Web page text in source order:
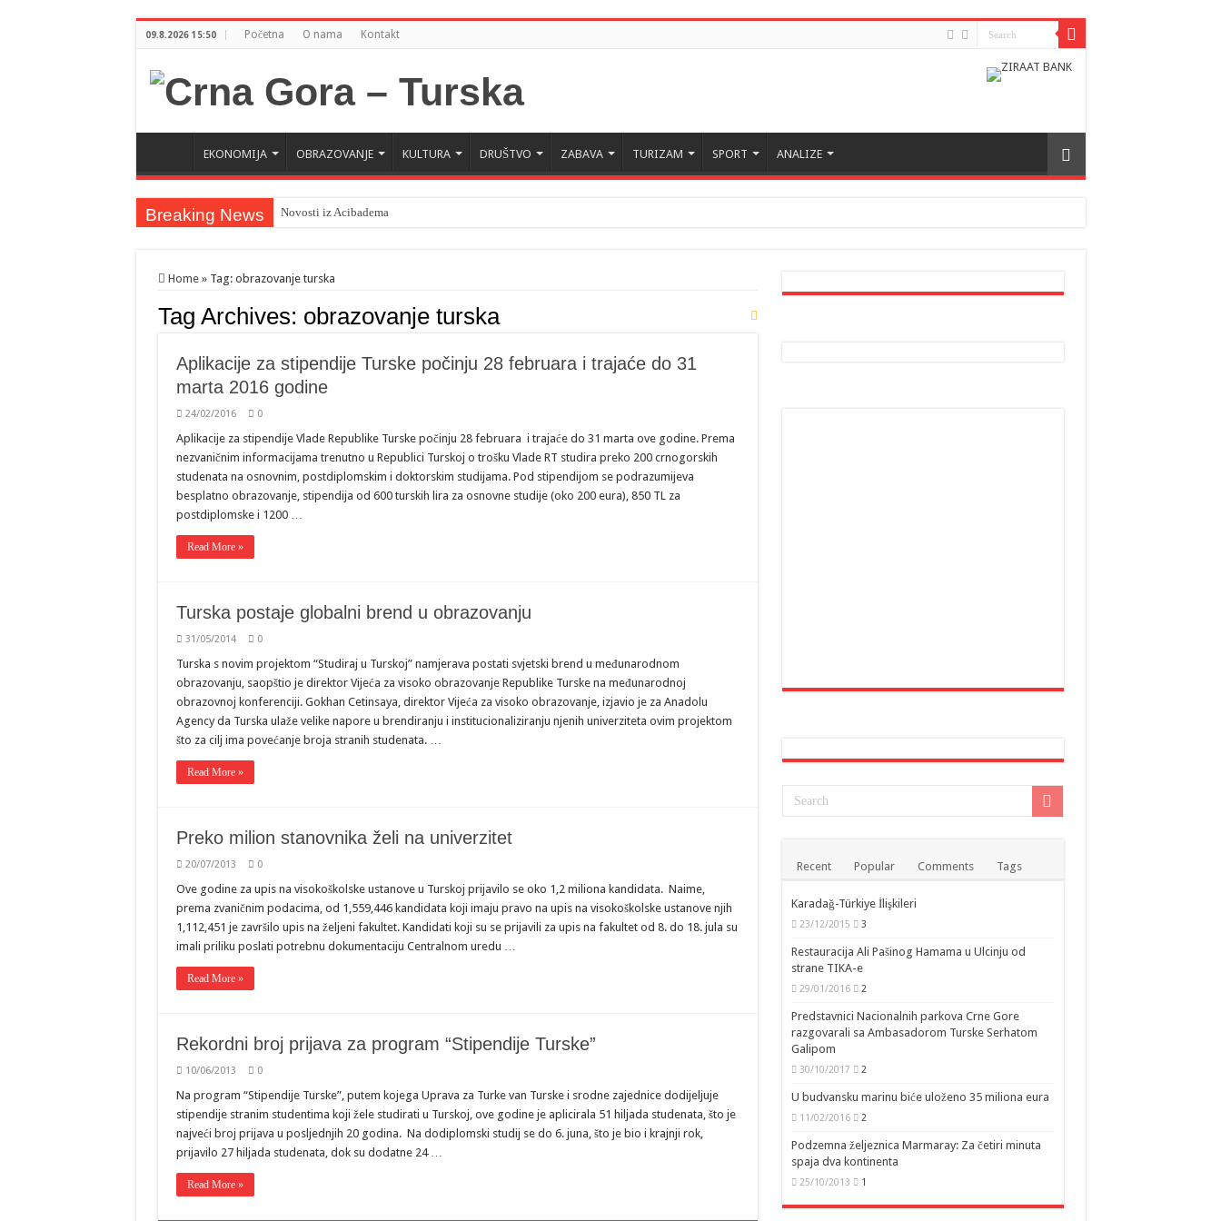
09.8.2026 15:50 Početna O nama Kontakt
EKONOMIJA OBRAZOVANJE KULTURA DRUŠTVO ZABAVA TURIZAM SPORT ANALIZE
Breaking News Novosti iz Acibadema
Milatović pozvao Erdogana da posjeti Crnu Goru: Turska jedan od najvažnijih ekonomskih i strateških partnera naše zemlje
Home » Tag: obrazovanje turska
Tag Archives: obrazovanje turska
Aplikacije za stipendije Turske počinju 28 februara i trajaće do 31
marta 2016 godine
24/02/2016 0
Aplikacije za stipendije Vlade Republike Turske počinju 28 februara i trajaće do 31 marta ove godine. Prema
nezvaničnim informacijama trenutno u Republici Turskoj o trošku Vlade RT studira preko 200 crnogorskih
studenata na osnovnim, postdiplomskim i doktorskim studijama. Pod stipendijom se podrazumijeva
besplatno obrazovanje, stipendija od 600 turskih lira za osnovne studije (oko 200 eura), 850 TL za
postdiplomske i 1200 …
Read More »
Turska postaje globalni brend u obrazovanju
31/05/2014 0
Turska s novim projektom “Studiraj u Turskoj” namjerava postati svjetski brend u međunarodnom
obrazovanju, saopštio je direktor Vijeća za visoko obrazovanje Republike Turske na međunarodnoj
obrazovnoj konferenciji. Gokhan Cetinsaya, direktor Vijeća za visoko obrazovanje, izjavio je za Anadolu
Agency da Turska ulaže velike napore u brendiranju i institucionaliziranju njenih univerziteta ovim projektom
što za cilj ima povećanje broja stranih studenata. …
Read More »
Preko milion stanovnika želi na univerzitet
20/07/2013 0
Ove godine za upis na visokoškolske ustanove u Turskoj prijavilo se oko 1,2 miliona kandidata. Naime,
prema zvaničnim podacima, od 1,559,446 kandidata koji imaju pravo na upis na visokoškolske ustanove njih
1,112,451 je završilo upis na željeni fakultet. Kandidati koji su se prijavili za upis na fakultet od 8. do 18. jula su
imali priliku poslati potrebnu dokumentaciju Centralnom uredu …
Read More »
Rekordni broj prijava za program “Stipendije Turske”
10/06/2013 0
Na program “Stipendije Turske”, putem kojega Uprava za Turke van Turske i srodne zajednice dodijeljuje
stipendije stranim studentima koji žele studirati u Turskoj, ove godine je aplicirala 51 hiljada studenata, što je
najveći broj prijava u posljednjih 20 godina. Na dodiplomski studij se do 6. juna, što je bio i krajnji rok,
prijavilo 27 hiljada studenata, dok su dodatne 24 …
Read More »
Recent Popular Comments Tags
Karadağ-Türkiye İlişkileri
23/12/2015 3
Restauracija Ali Pašinog Hamama u Ulcinju od
strane TIKA-e
29/01/2016 2
Predstavnici Nacionalnih parkova Crne Gore
razgovarali sa Ambasadorom Turske Serhatom
Galipom
30/10/2017 2
U budvansku marinu biće uloženo 35 miliona eura
11/02/2016 2
Podzemna željeznica Marmaray: Za četiri minuta
spaja dva kontinenta
25/10/2013 1